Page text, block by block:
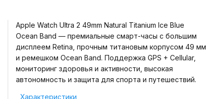
Apple Watch Ultra 2 49mm Natural Titanium Ice Blue
Ocean Band — премиальные смарт-часы с большим
дисплеем Retina, прочным титановым корпусом 49 мм
и ремешком Ocean Band. Поддержка GPS + Cellular,
мониторинг здоровья и активности, высокая
автономность и защита для спорта и путешествий.
Характеристики